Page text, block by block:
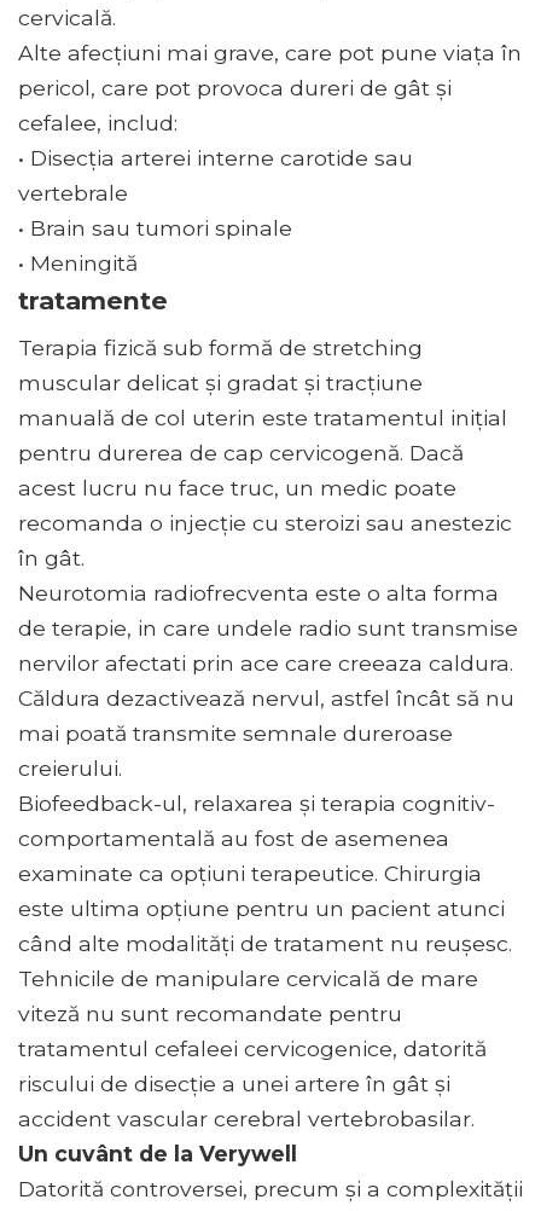
cervicală.
Alte afecțiuni mai grave, care pot pune viața în
pericol, care pot provoca dureri de gât și
cefalee, includ:
• Disecția arterei interne carotide sau
vertebrale
• Brain sau tumori spinale
• Meningită
tratamente
Terapia fizică sub formă de stretching
muscular delicat și gradat și tracțiune
manuală de col uterin este tratamentul inițial
pentru durerea de cap cervicogenă. Dacă
acest lucru nu face truc, un medic poate
recomanda o injecție cu steroizi sau anestezic
în gât.
Neurotomia radiofrecventa este o alta forma
de terapie, in care undele radio sunt transmise
nervilor afectati prin ace care creeaza caldura.
Căldura dezactivează nervul, astfel încât să nu
mai poată transmite semnale dureroase
creierului.
Biofeedback-ul, relaxarea și terapia cognitiv-
comportamentală au fost de asemenea
examinate ca opțiuni terapeutice. Chirurgia
este ultima opțiune pentru un pacient atunci
când alte modalități de tratament nu reușesc.
Tehnicile de manipulare cervicală de mare
viteză nu sunt recomandate pentru
tratamentul cefaleei cervicogenice, datorită
riscului de disecție a unei artere în gât și
accident vascular cerebral vertebrobasilar.
Un cuvânt de la Verywell
Datorită controversei, precum și a complexității